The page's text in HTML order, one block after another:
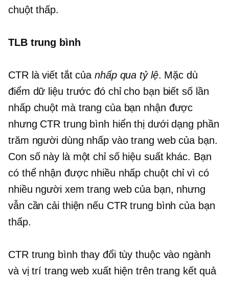
chuột thấp.
TLB trung bình
CTR là viết tắt của nhấp qua tỷ lệ. Mặc dù
điểm dữ liệu trước đó chỉ cho bạn biết số lần
nhấp chuột mà trang của bạn nhận được
nhưng CTR trung bình hiển thị dưới dạng phần
trăm người dùng nhấp vào trang web của bạn.
Con số này là một chỉ số hiệu suất khác. Bạn
có thể nhận được nhiều nhấp chuột chỉ vì có
nhiều người xem trang web của bạn, nhưng
vẫn cần cải thiện nếu CTR trung bình của bạn
thấp.
CTR trung bình thay đổi tùy thuộc vào ngành
và vị trí trang web xuất hiện trên trang kết quả